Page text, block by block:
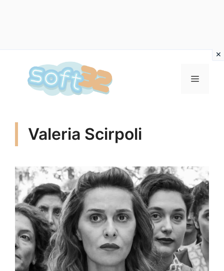
contenuto
MENU
Valeria Scirpoli